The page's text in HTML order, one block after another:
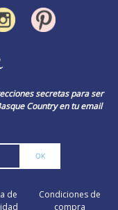
secretas para ser
Country en tu email
de
Condiciones de
compra